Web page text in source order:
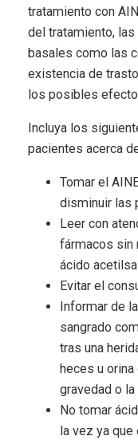
tratamiento con
del tratamiento,
basales como las
existencia de
los posibles
Incluya los
pacientes acerca
Tomar el
disminuir las
Leer con
fármacos sin
ácido
Evitar el
Informar de
sangrado
tras una
heces u
gravedad o
No tomar
la vez ya